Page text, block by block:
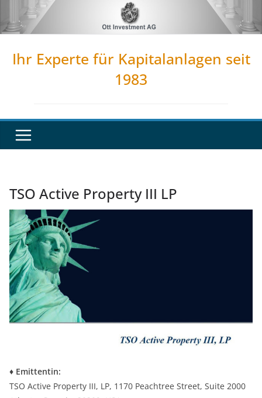
Inhalt
Ihr Experte für Kapitalanlagen seit
1983
TSO Active Property III LP
♦ Emittentin:
TSO Active Property III, LP, 1170 Peachtree Street, Suite 2000